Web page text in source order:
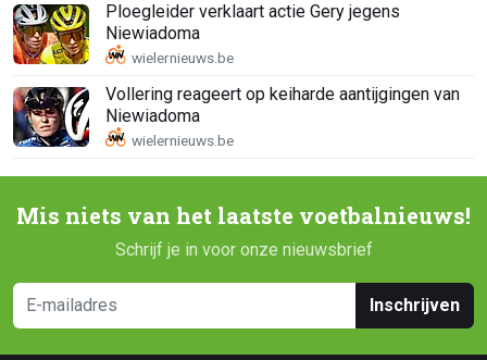
Ploegleider verklaart actie Gery jegens
Niewiadoma
Vollering reageert op keiharde aantijgingen van
Niewiadoma
Mis niets van het laatste voetbalnieuws!
Schrijf je in voor onze nieuwsbrief
Inschrijven